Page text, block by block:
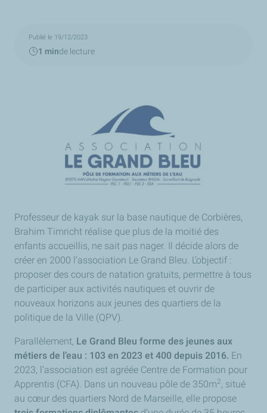
Publié le 19/12/2023
1 minde lecture
Professeur de kayak sur la base nautique de Corbières,
Brahim Timricht réalise que plus de la moitié des
enfants accueillis, ne sait pas nager. Il décide alors de
créer en 2000 l’association Le Grand Bleu. L’objectif :
proposer des cours de natation gratuits, permettre à tous
de participer aux activités nautiques et ouvrir de
nouveaux horizons aux jeunes des quartiers de la
politique de la Ville (QPV).
Parallèlement, Le Grand Bleu forme des jeunes aux
métiers de l’eau : 103 en 2023 et 400 depuis 2016. En
2023, l’association est agréée Centre de Formation pour
Apprentis (CFA). Dans un nouveau pôle de 350m2, situé
au cœur des quartiers Nord de Marseille, elle propose